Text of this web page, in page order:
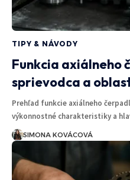
TIPY & NÁVODY
Funkcia axiálneho
sprievodca a
Prehľad funkcie axiálneho
výkonnostné charakteristiky a
SIMONA KOVÁCOVÁ